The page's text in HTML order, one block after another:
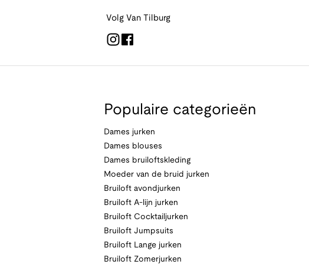
Volg Van Tilburg
Populaire categorieën
Dames jurken
Dames blouses
Dames bruiloftskleding
Moeder van de bruid jurken
Bruiloft avondjurken
Bruiloft A-lijn jurken
Bruiloft Cocktailjurken
Bruiloft Jumpsuits
Bruiloft Lange jurken
Bruiloft Zomerjurken